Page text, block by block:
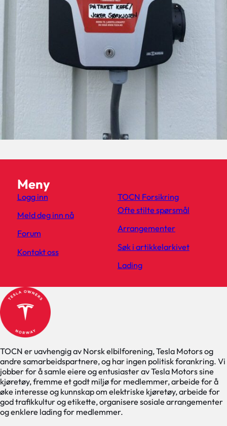
TOCN er uavhengig av Norsk elbilforening, Tesla Motors og
andre samarbeidspartnere, og har ingen politisk forankring. Vi
jobber for å samle eiere og entusiaster av Tesla Motors sine
kjøretøy, fremme et godt miljø for medlemmer, arbeide for å
øke interesse og kunnskap om elektriske kjøretøy, arbeide for
god trafikkultur og etikette, organisere sosiale arrangementer
og enklere lading for medlemmer.
Meny
Logg inn
Meld deg inn nå
Forum
Kontakt oss
TOCN Forsikring
Ofte stilte spørsmål
Arrangementer
Søk i artikkelarkivet
Lading